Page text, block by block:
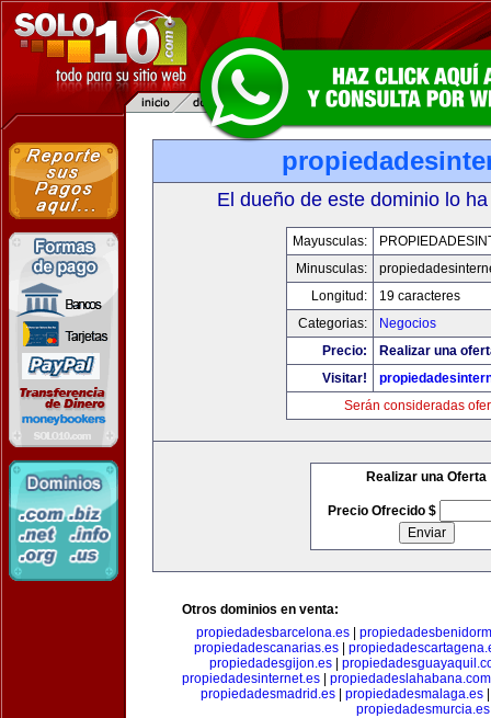
El dueño de este dominio lo
Mayusculas:
Minusculas:
Longitud:
19 caracteres
Categorias:
Negocios
Precio:
Realizar una
Visitar!
Serán consideradas
Realizar una Oferta
Precio Ofrecido $
Otros dominios en venta:
propiedadesbarcelona.es
propiedadescanarias.es|
propiedadesgijon.es
propiedadesinternet.es
propiedadeslahabana.com
propiedadesmadrid.es
propiedadesmalaga.es
propiedadesmurcia.es